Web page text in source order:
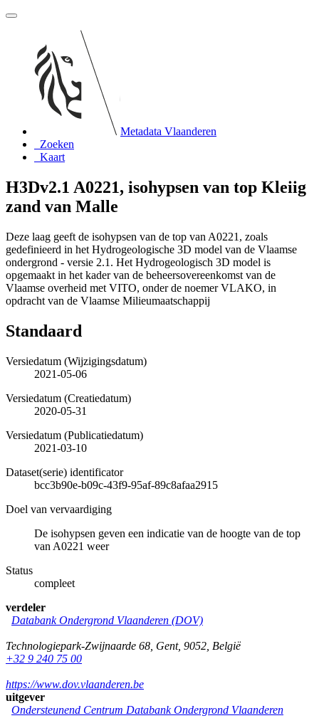
Metadata Vlaanderen
Zoeken
Kaart
H3Dv2.1 A0221, isohypsen van top Kleiig
zand van Malle
Deze laag geeft de isohypsen van de top van A0221, zoals
gedefinieerd in het Hydrogeologische 3D model van de Vlaamse
ondergrond - versie 2.1. Het Hydrogeologisch 3D model is
opgemaakt in het kader van de beheersovereenkomst van de
Vlaamse overheid met VITO, onder de noemer VLAKO, in
opdracht van de Vlaamse Milieumaatschappij
Standaard
Versiedatum (Wijzigingsdatum)
2021-05-06
Versiedatum (Creatiedatum)
2020-05-31
Versiedatum (Publicatiedatum)
2021-03-10
Dataset(serie) identificator
bcc3b90e-b09c-43f9-95af-89c8afaa2915
Doel van vervaardiging
De isohypsen geven een indicatie van de hoogte van de top
van A0221 weer
Status
compleet
verdeler
Databank Ondergrond Vlaanderen (DOV)
Technologiepark-Zwijnaarde 68 Gent, 9052 België
+32 9 240 75 00
https://www.dov.vlaanderen.be
uitgever
Ondersteunend Centrum Databank Ondergrond Vlaanderen